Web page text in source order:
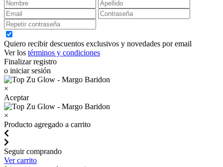
Quiero recibir descuentos exclusivos y novedades por email
Ver los términos y condiciones
Finalizar registro
o iniciar sesión
×
Aceptar
×
Producto agregado a carrito
Seguir comprando
Ver carrito